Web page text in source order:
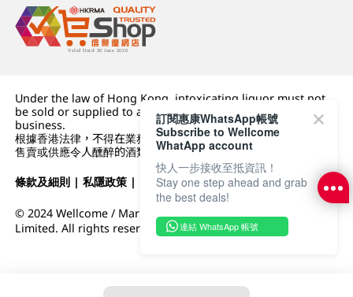
Under the law of Hong Kong, intoxicating liquor must not
be sold or supplied to a minor (under 18) in the course of
business.
根據香港法律，不得在業務過程中，向未成年人 (18 歲以下人士)
售賣或供應令人醺醉的酒類。
條款及細則 |私隱政策 | DFI零售集團
© 2024 Wellcome / Market Place. The Dairy Farm Company
Limited. All rights reserved.
訂閱惠康WhatsApp帳號
Subscribe to Wellcome
WhatApp account
快人一步接收至抵資訊！
Stay one step ahead and grab
the best deals!
連結 WhatsApp 帳號